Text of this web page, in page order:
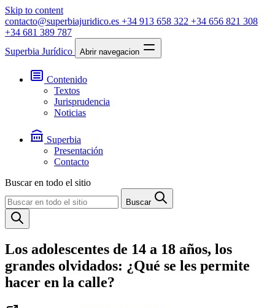
Skip to content
contacto@superbiajuridico.es +34 913 658 322 +34 656 821 308
+34 681 389 787
Superbia Jurídico
Abrir navegacion
Contenido
Textos
Jurisprudencia
Noticias
Superbia
Presentación
Contacto
Buscar en todo el sitio
Buscar
Los adolescentes de 14 a 18 años, los
grandes olvidados: ¿Qué se les permite
hacer en la calle?